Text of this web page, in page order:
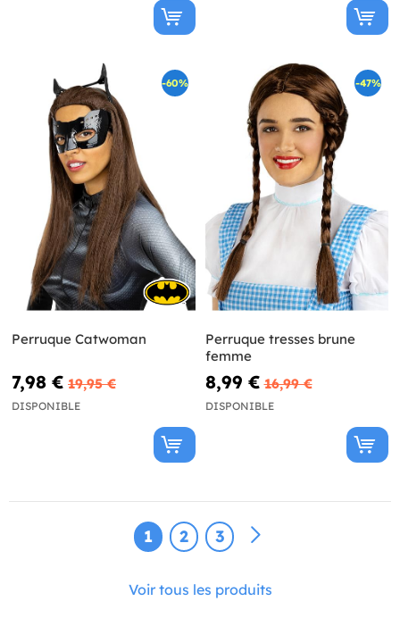
-60%
Perruque Catwoman
7,98 € 19,95 €
DISPONIBLE
-47%
Perruque tresses brune
femme
8,99 € 16,99 €
DISPONIBLE
1 2 3
Voir tous les produits